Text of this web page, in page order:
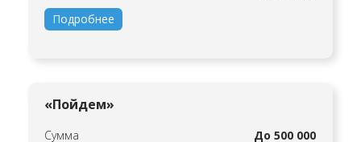
Подробнее
«Пойдем»
Сумма До 500 000